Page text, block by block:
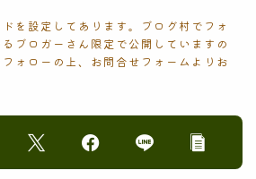
を設定してあります。ブログ村でフォ
ブロガーさん限定で公開していますの
ォローの上、お問合せフォームよりお